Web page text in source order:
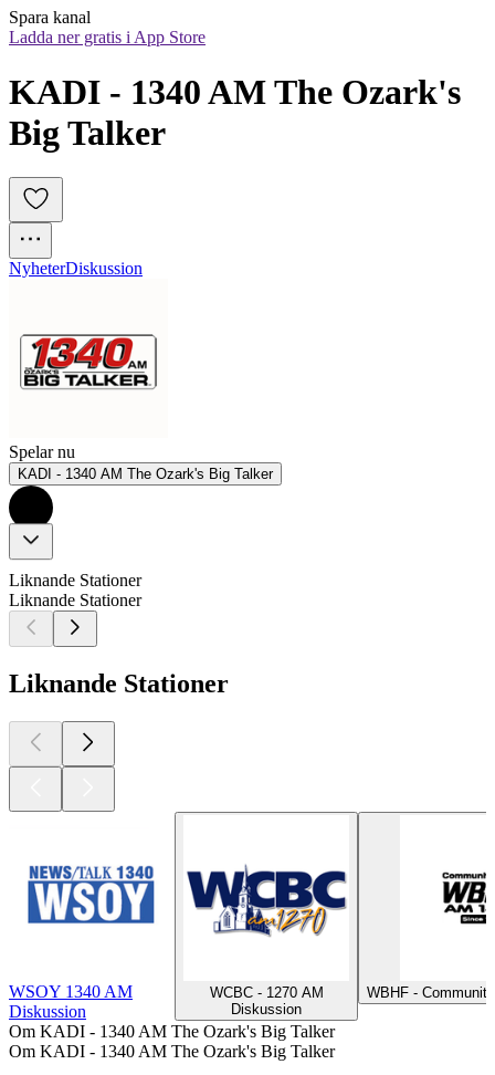
Spara kanal
Ladda ner gratis i App Store
KADI - 1340 AM The Ozark's
Big Talker
NyheterDiskussion
Spelar nu
KADI - 1340 AM The Ozark's Big Talker
Liknande Stationer
Liknande Stationer
Liknande Stationer
WSOY 1340 AM
Diskussion
WCBC - 1270 AM
Diskussion
WBHF -
Om KADI - 1340 AM The Ozark's Big Talker
Om KADI - 1340 AM The Ozark's Big Talker